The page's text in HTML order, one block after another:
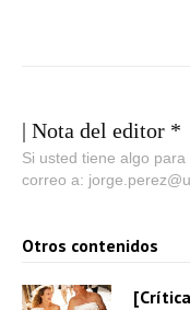
| Nota del editor *
Si usted tiene algo
correo a:
Otros contenidos